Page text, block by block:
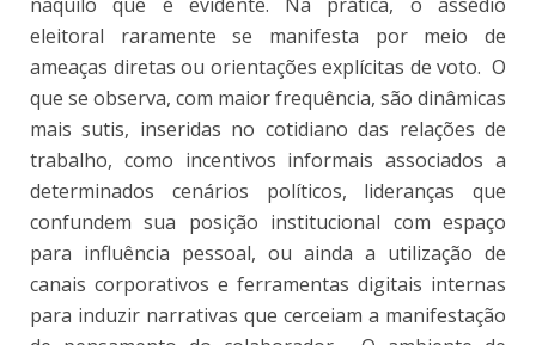
naquilo que é evidente. Na prática, o assédio
eleitoral raramente se manifesta por meio de
ameaças diretas ou orientações explícitas de voto. O
que se observa, com maior frequência, são dinâmicas
mais sutis, inseridas no cotidiano das relações de
trabalho, como incentivos informais associados a
determinados cenários políticos, lideranças que
confundem sua posição institucional com espaço
para influência pessoal, ou ainda a utilização de
canais corporativos e ferramentas digitais internas
para induzir narrativas que cerceiam a manifestação